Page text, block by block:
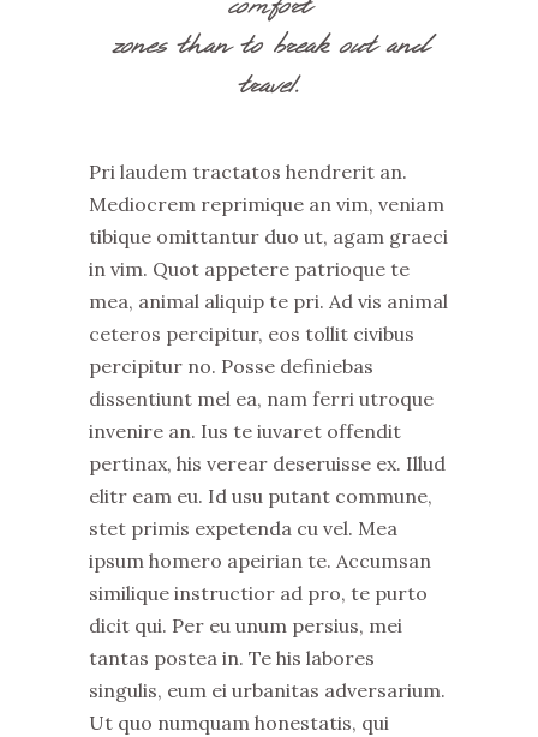
zones than to break out and
travel.
Pri laudem tractatos hendrerit an.
Mediocrem reprimique an vim, veniam
tibique omittantur duo ut, agam graeci
in vim. Quot appetere patrioque te
mea, animal aliquip te pri. Ad vis animal
ceteros percipitur, eos tollit civibus
percipitur no. Posse definiebas
dissentiunt mel ea, nam ferri utroque
invenire an. Ius te iuvaret offendit
pertinax, his verear deseruisse ex. Illud
elitr eam eu. Id usu putant commune,
stet primis expetenda cu vel. Mea
ipsum homero apeirian te. Accumsan
similique instructior ad pro, te purto
dicit qui. Per eu unum persius, mei
tantas postea in. Te his labores
singulis, eum ei urbanitas adversarium.
Ut quo numquam honestatis, qui